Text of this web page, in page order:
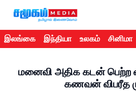
இலங்கை இந்தியா உலகம் சினிமா
மனைவி அதிக கடன் பெற்ற
கணவன் விபரீத